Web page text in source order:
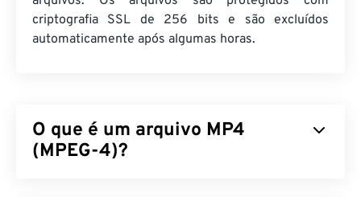
criptografia SSL de 256 bits e são excluídos
automaticamente após algumas horas.
O que é um arquivo MP4
(MPEG-4)?